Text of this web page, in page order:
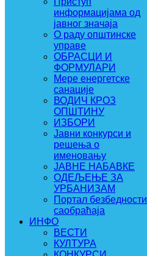
информацијама од
јавног значаја
О раду општинске
управе
ОБРАСЦИ И
ФОРМУЛАРИ
Мере енергетске
санације
ВОДИЧ КРОЗ
ОПШТИНУ
ИЗБОРИ
Јавни конкурси и
решења о
именовању
ЈАВНЕ НАБАВКЕ
ОДЕЉЕЊЕ ЗА
УРБАНИЗАМ
Портал безбедности
саобраћаја
ИНФО
ВЕСТИ
КУЛТУРА